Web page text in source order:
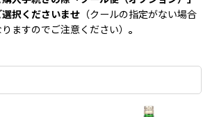
択くださいませ （クールの指定がない場合
ますのでご注意ください） 。